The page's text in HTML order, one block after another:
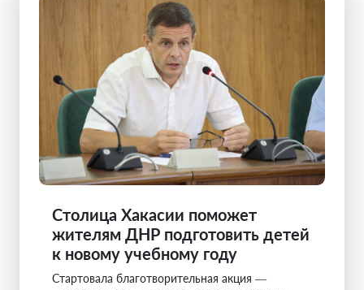
Столица Хакасии поможет
жителям ДНР подготовить детей
к новому учебному году
Стартовала благотворительная акция —